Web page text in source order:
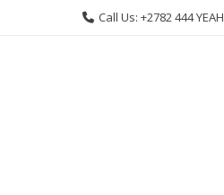
Call Us: +2782 444 YEAH